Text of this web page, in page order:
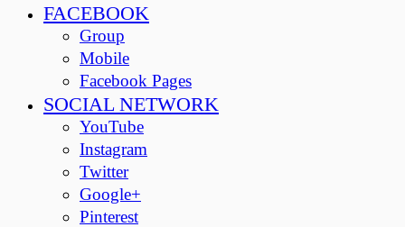
FACEBOOK
Group
Mobile
Facebook Pages
SOCIAL NETWORK
YouTube
Instagram
Twitter
Google+
Pinterest